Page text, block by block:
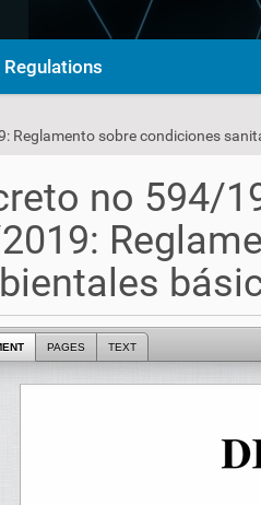
Regulations
sobre condiciones
no 594/
PAGES TEXT